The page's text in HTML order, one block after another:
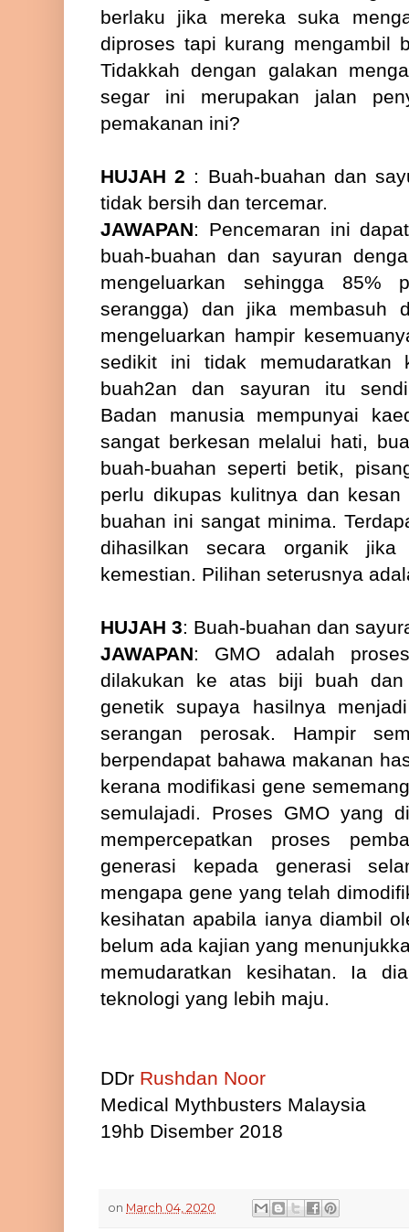
berlaku jika mereka suka
diproses tapi kurang mengambil
Tidakkah dengan galakan
segar ini merupakan jalan
pemakanan ini?
HUJAH 2 : Buah-buahan dan
tidak bersih dan tercemar.
JAWAPAN: Pencemaran ini
buah-buahan dan sayuran
mengeluarkan sehingga 85%
serangga) dan jika membasuh
mengeluarkan hampir
sedikit ini tidak memudaratkan
buah2an dan sayuran itu
Badan manusia mempunyai
sangat berkesan melalui hati,
buah-buahan seperti betik,
perlu dikupas kulitnya dan
buahan ini sangat minima.
dihasilkan secara organik
kemestian. Pilihan seterusnya
HUJAH 3: Buah-buahan dan
JAWAPAN: GMO adalah
dilakukan ke atas biji buah dan
genetik supaya hasilnya
serangan perosak. Hampir
berpendapat bahawa makanan
kerana modifikasi gene
semulajadi. Proses GMO yang
mempercepatkan proses
generasi kepada generasi
mengapa gene yang telah
kesihatan apabila ianya diambil
belum ada kajian yang
memudaratkan kesihatan. Ia
teknologi yang lebih maju.
DDr Rushdan Noor
Medical Mythbusters Malaysia
19hb Disember 2018
on March 04, 2020